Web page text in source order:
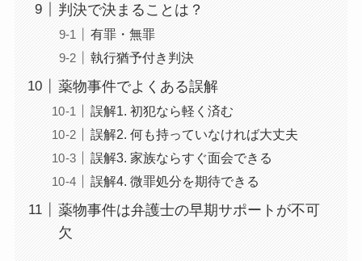
判決で決まることは？
有罪・無罪
執行猶予付き判決
薬物事件でよくある誤解
誤解1. 初犯なら軽く済む
誤解2. 何も持っていなければ大丈夫
誤解3. 家族ならすぐ面会できる
誤解4. 微罪処分を期待できる
薬物事件は弁護士の早期サポートが不可
欠